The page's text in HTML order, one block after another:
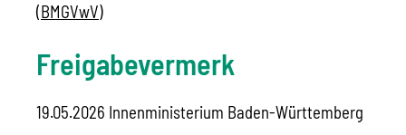
(BMGVwV)
Freigabevermerk
19.05.2026 Innenministerium Baden-Württemberg